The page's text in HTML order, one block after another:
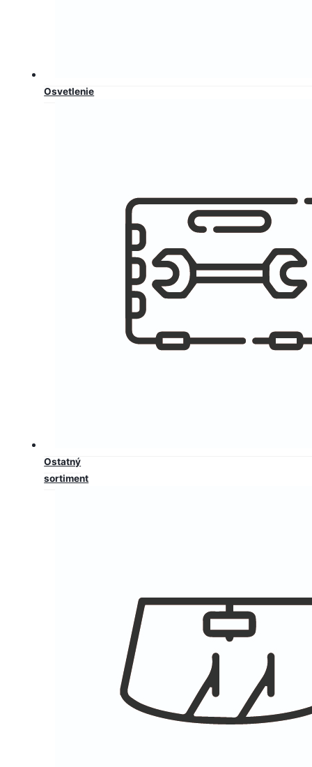
Osvetlenie
Ostatný
sortiment